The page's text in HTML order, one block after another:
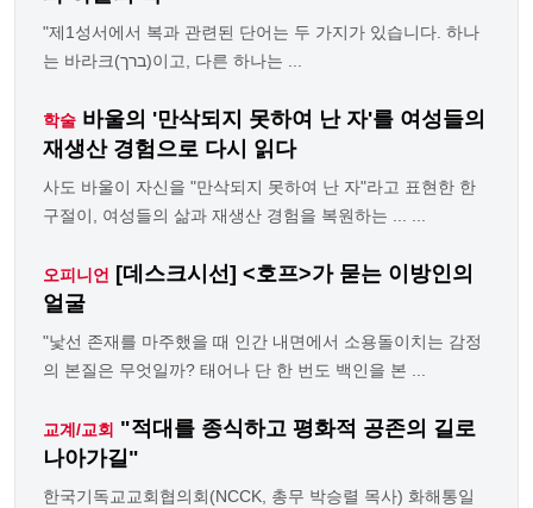
"제1성서에서 복과 관련된 단어는 두 가지가 있습니다. 하나
는 바라크(ברך)이고, 다른 하나는 ...
학술 바울의 '만삭되지 못하여 난 자'를 여성들의
재생산 경험으로 다시 읽다
사도 바울이 자신을 "만삭되지 못하여 난 자"라고 표현한 한
구절이, 여성들의 삶과 재생산 경험을 복원하는 ... ...
오피니언 [데스크시선] <호프>가 묻는 이방인의
얼굴
"낯선 존재를 마주했을 때 인간 내면에서 소용돌이치는 감정
의 본질은 무엇일까? 태어나 단 한 번도 백인을 본 ...
교계/교회 "적대를 종식하고 평화적 공존의 길로
나아가길"
한국기독교교회협의회(NCCK, 총무 박승렬 목사) 화해통일